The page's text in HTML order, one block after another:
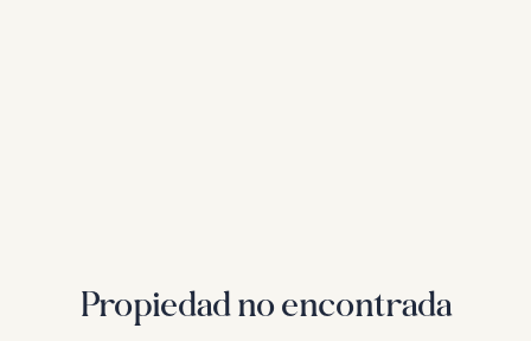
Propiedad no encontrada